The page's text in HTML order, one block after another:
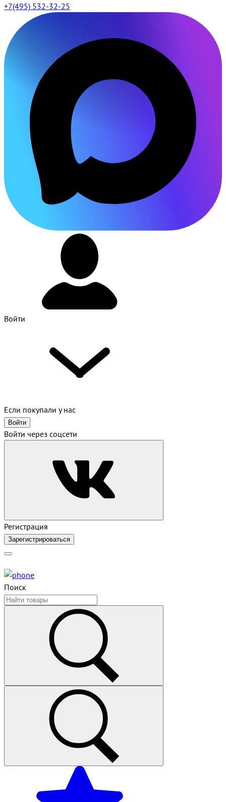
+7(495) 532-32-25
Войти
Если покупали у нас
Войти
Войти через соцсети
Регистрация
Зарегистрироваться
Поиск